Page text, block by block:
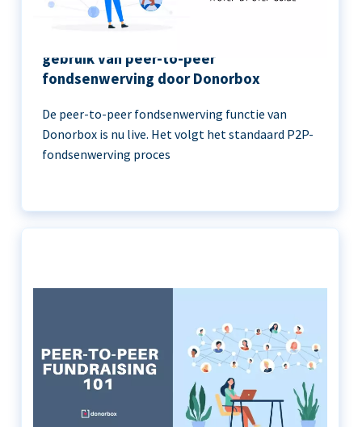
gebruik van peer-to-peer
fondsenwerving door Donorbox
De peer-to-peer fondsenwerving functie van
Donorbox is nu live. Het volgt het standaard P2P-
fondsenwerving proces